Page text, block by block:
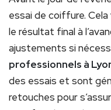
essai de coiffure. Cela
le résultat final à
ajustements si
professionnels à
des essais et sont
retouches pour